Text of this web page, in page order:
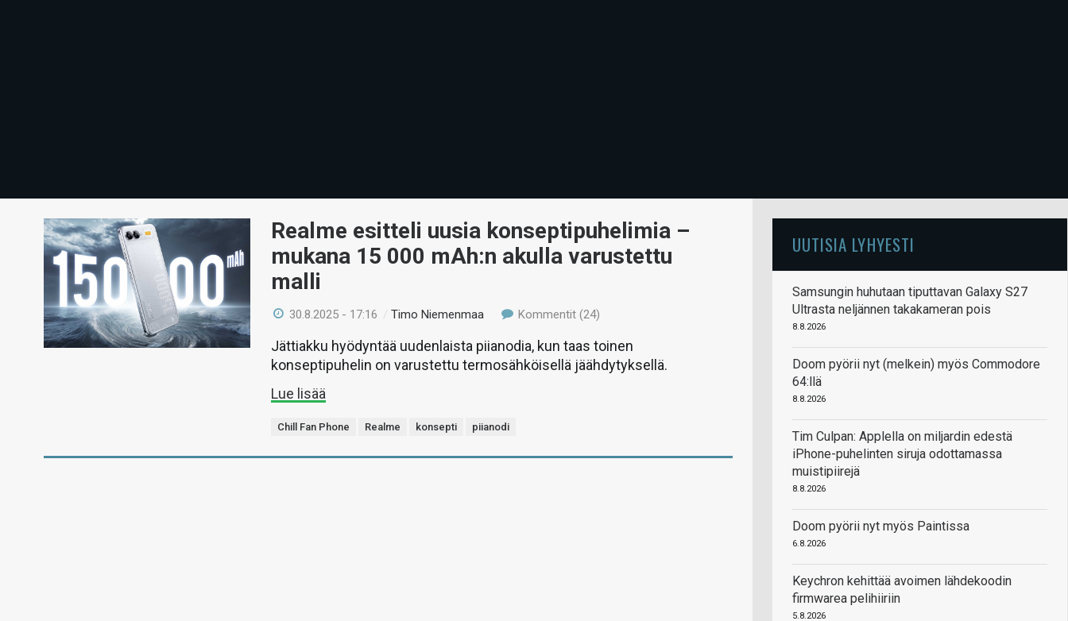
Realme esitteli uusia konseptipuhelimia –
mukana 15 000 mAh:n akulla varustettu
malli
30.8.2025 - 17:16 /Timo Niemenmaa Kommentit (24)
Jättiakku hyödyntää uudenlaista piianodia, kun taas toinen
konseptipuhelin on varustettu termosähköisellä jäähdytyksellä.
Lue lisää
Chill Fan Phone Realme konsepti piianodi
UUTISIA LYHYESTI
Samsungin huhutaan tiputtavan Galaxy S27
Ultrasta neljännen takakameran pois
8.8.2026
Doom pyörii nyt (melkein) myös Commodore
64:llä
8.8.2026
Tim Culpan: Applella on miljardin edestä
iPhone-puhelinten siruja odottamassa
muistipiirejä
8.8.2026
Doom pyörii nyt myös Paintissa
6.8.2026
Keychron kehittää avoimen lähdekoodin
firmwarea pelihiiriin
5.8.2026